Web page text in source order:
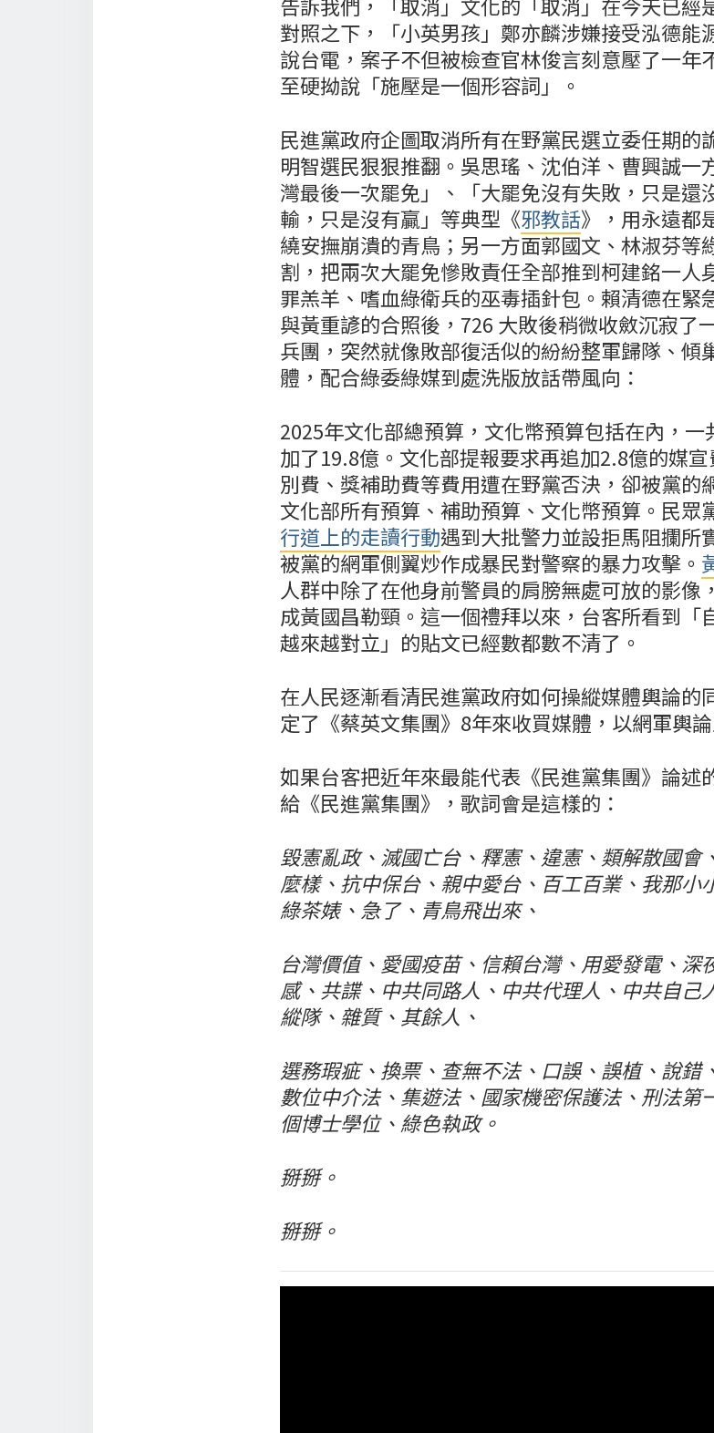
對照之下，「小英男孩」鄭亦麟涉嫌接受泓德能
說台電，案子不但被檢查官林俊言刻意壓了一年
至硬拗說「施壓是一個形容詞」。
民進黨政府企圖取消所有在野黨民選立委任期的
明智選民狠狠推翻。吳思瑤、沈伯洋、曹興誠一
灣最後一次罷免」、「大罷免沒有失敗，只是還
輸，只是沒有贏」等典型《邪教話》，用永遠都
繞安撫崩潰的青鳥；另一方面郭國文、林淑芬等
割，把兩次大罷免慘敗責任全部推到柯建銘一人
罪羔羊、嗜血綠衛兵的巫毒插針包。賴清德在緊
與黃重諺的合照後，726 大敗後稍微收斂沉寂了
兵團，突然就像敗部復活似的紛紛整軍歸隊、傾
體，配合綠委綠媒到處洗版放話帶風向：
2025年文化部總預算，文化幣預算包括在內，
加了19.8億。文化部提報要求再追加2.8億的媒
別費、獎補助費等費用遭在野黨否決，卻被黨的
文化部所有預算、補助預算、文化幣預算。民眾
行道上的走讀行動遇到大批警力並設拒馬阻攔所
被黨的網軍側翼炒作成暴民對警察的暴力攻擊。
人群中除了在他身前警員的肩膀無處可放的影像
成黃國昌勒頸。這一個禮拜以來，台客所看到「
越來越對立」的貼文已經數都數不清了。
在人民逐漸看清民進黨政府如何操縱媒體輿論的
定了《蔡英文集團》8年來收買媒體，以網軍輿
如果台客把近年來最能代表《民進黨集團》論述
給《民進黨集團》，歌詞會是這樣的：
毀憲亂政、滅國亡台、釋憲、違憲、類解散國會
麼樣、抗中保台、親中愛台、百工百業、我那小
綠茶婊、急了、青鳥飛出來、
台灣價值、愛國疫苗、信賴台灣、用愛發電、深
感、共諜、中共同路人、中共代理人、中共自己
縱隊、雜質、其餘人、
選務瑕疵、換票、查無不法、口誤、誤植、說錯
數位中介法、集遊法、國家機密保護法、刑法第
個博士學位、綠色執政。
掰掰。
掰掰。